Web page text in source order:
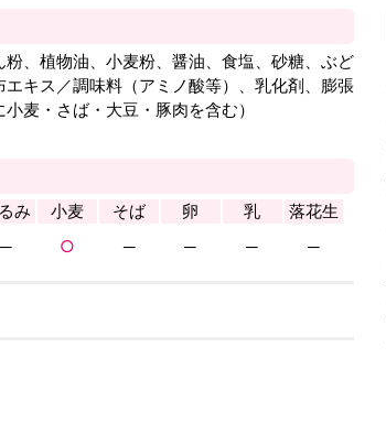
、植物油、小麦粉、醤油、食塩、砂糖、ぶど
キス／調味料（アミノ酸等）、乳化剤、膨張
麦・さば・大豆・豚肉を含む）
み
─
小麦
○
そば
─
卵
─
乳
─
落花生
─